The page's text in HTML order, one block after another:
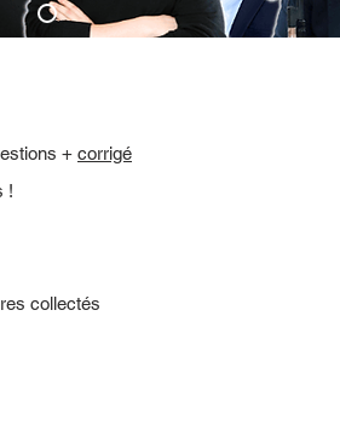
+ corrigé
!
collectés